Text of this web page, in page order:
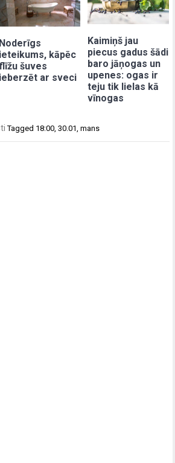
Noderīgs
ieteikums, kāpēc
šuves
ieberzēt ar sveci
Kaimiņš jau
piecus gadus šādi
baro jāņogas un
upenes: ogas ir
teju tik lielas kā
vīnogas
Tagged 18:00 ,30.01 ,mans